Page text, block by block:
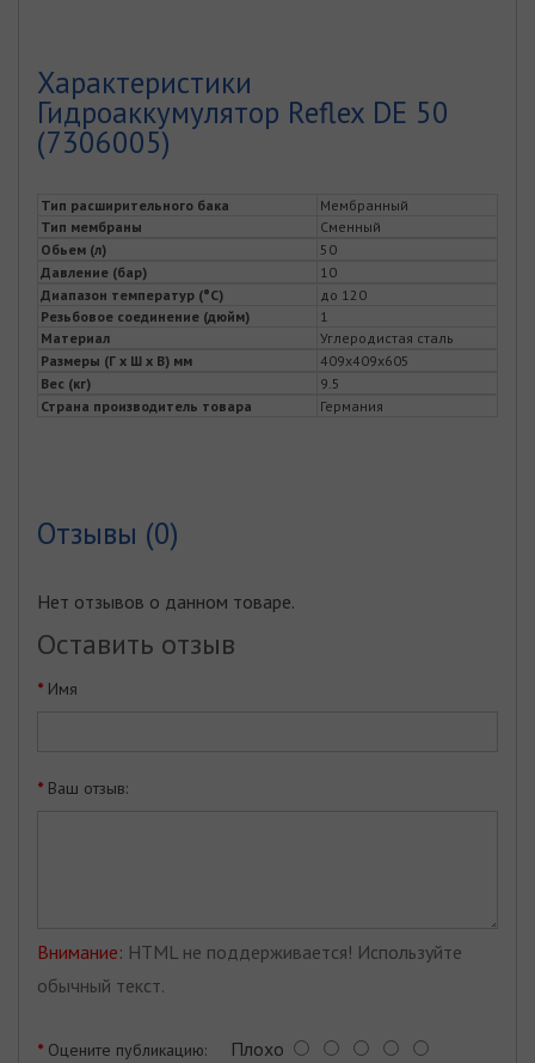
Характеристики
Гидроаккумулятор Reflex DE 50
(7306005)
Тип расширительного бака
Мембранный
Тип мембраны
Сменный
Обьем (л)
50
Давление (бар)
10
Диапазон температур (°C)
до 120
Резьбовое соединение (дюйм)
1
Материал
Углеродистая сталь
Размеры (Г x Ш x В) мм
409x409x605
Вес (кг)
9.5
Страна производитель товара
Германия
Отзывы (0)
Нет отзывов о данном товаре.
Оставить отзыв
Имя
Ваш отзыв:
Внимание: HTML не поддерживается! Используйте
обычный текст.
Оцените публикацию: Плохо